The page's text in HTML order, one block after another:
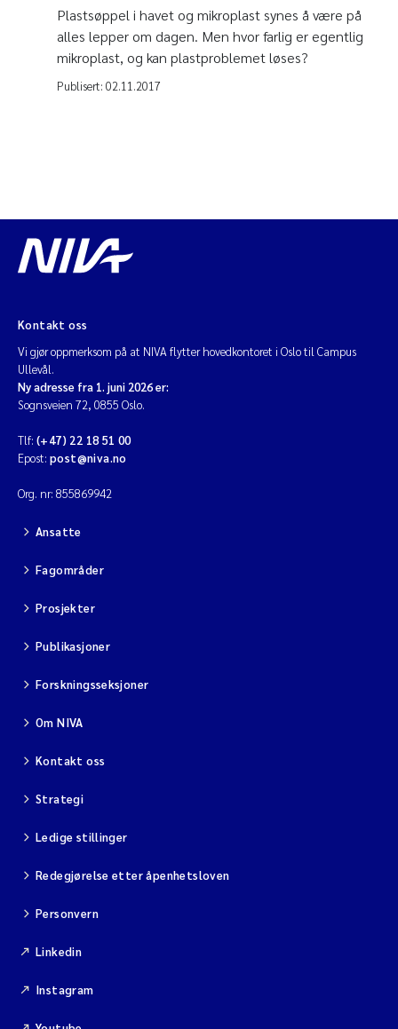
Plastsøppel i havet og mikroplast synes å være på
alles lepper om dagen. Men hvor farlig er egentlig
mikroplast, og kan plastproblemet løses?
Publisert: 02.11.2017
Kontakt oss
Vi gjør oppmerksom på at NIVA flytter hovedkontoret i Oslo til Campus
Ullevål.
Ny adresse fra 1. juni 2026 er:
Sognsveien 72, 0855 Oslo.
Tlf: (+47) 22 18 51 00
Epost: post@niva.no
Org. nr: 855869942
Ansatte
Fagområder
Prosjekter
Publikasjoner
Forskningsseksjoner
Om NIVA
Kontakt oss
Strategi
Ledige stillinger
Redegjørelse etter åpenhetsloven
Personvern
Linkedin
Instagram